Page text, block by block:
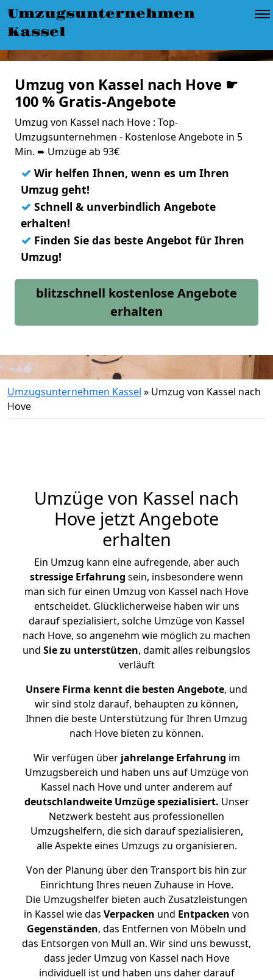
Umzugsunternehmen
Kassel
Umzug von Kassel nach Hove ☛
100 % Gratis-Angebote
Umzug von Kassel nach Hove : Top-
Umzugsunternehmen - Kostenlose Angebote in 5
Min. ➨ Umzüge ab 93€
✓ Wir helfen Ihnen, wenn es um Ihren
Umzug geht!
✓ Schnell & unverbindlich Angebote
erhalten!
✓ Finden Sie das beste Angebot für Ihren
Umzug!
blitzschnell kostenlose Angebote
erhalten
Umzugsunternehmen Kassel » Umzug von Kassel nach
Hove
Umzüge von Kassel nach
Hove jetzt Angebote
erhalten
Ein Umzug kann eine aufregende, aber auch
stressige Erfahrung sein, insbesondere wenn
man sich für einen Umzug von Kassel nach Hove
entscheidet. Glücklicherweise haben wir uns
darauf spezialisiert, solche Umzüge von Kassel
nach Hove, so angenehm wie möglich zu machen
und Sie zu unterstützen, damit alles reibungslos
verläuft
Unsere Firma kennt die besten Angebote, und
wir sind stolz darauf, behaupten zu können,
Ihnen die beste Unterstützung für Ihren Umzug
nach Hove bieten zu können.
Wir verfügen überjahrelange Erfahrung im
Umzugsbereich und haben uns auf Umzüge von
Kassel nach Hove und unter anderem auf
deutschlandweite Umzüge spezialisiert. Unser
Netzwerk besteht aus professionellen
Umzugshelfern, die sich darauf spezialisieren,
alle Aspekte eines Umzugs zu organisieren.
Von der Planung über den Transport bis hin zur
Einrichtung Ihres neuen Zuhause in Hove.
Die Umzugshelfer bieten auch Zusatzleistungen
in Kassel wie das Verpacken und Entpacken von
Gegenständen, das Entfernen von Möbeln und
das Entsorgen von Müll an. Wir sind uns bewusst,
dass jeder Umzug von Kassel nach Hove
individuell ist und haben uns daher darauf